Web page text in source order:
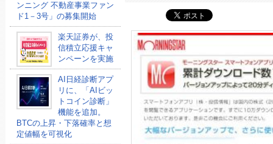
ンニング 不動産事業ファン
ド1－3号」の募集開始
楽天証券が、投
信積立応援キャ
ンペーンを実施
AI日経診断アプ
リに、「AIビッ
トコイン診断」
機能を追加。
BTCの上昇・下落確率と想
定値幅を可視化